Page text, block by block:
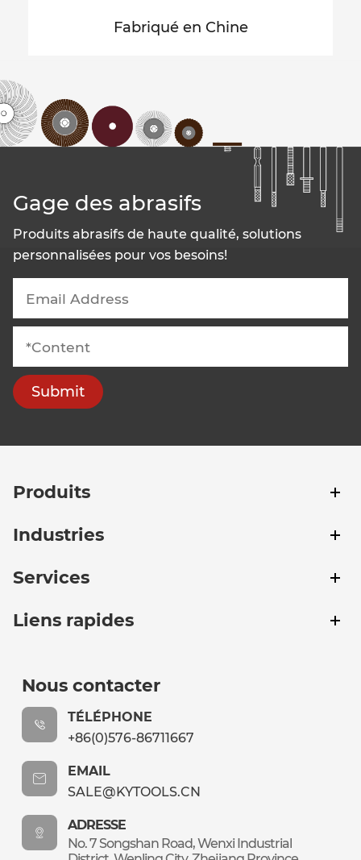
Fabriqué en Chine
Gage des abrasifs
Produits abrasifs de haute qualité, solutions
personnalisées pour vos besoins!
Submit
Produits
Industries
Services
Liens rapides
Nous contacter
TÉLÉPHONE
+86(0)576-86711667
EMAIL
SALE@KYTOOLS.CN
ADRESSE
No. 7 Songshan Road, Wenxi Industrial